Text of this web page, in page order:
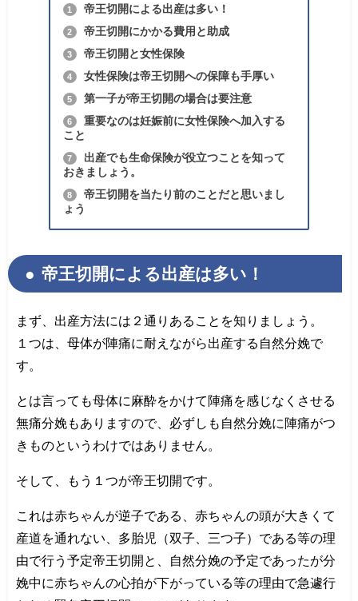
1 帝王切開による出産は多い！
2 帝王切開にかかる費用と助成
3 帝王切開と女性保険
4 女性保険は帝王切開への保障も手厚い
5 第一子が帝王切開の場合は要注意
6
重要なのは妊娠前に女性保険へ加入する
こと
7
出産でも生命保険が役立つことを知って
おきましょう。
8
帝王切開を当たり前のことだと思いまし
ょう
帝王切開による出産は多い！
まず、出産方法には２通りあることを知りましょう。
１つは、母体が陣痛に耐えながら出産する自然分娩で
す。
とは言っても母体に麻酔をかけて陣痛を感じなくさせる
無痛分娩もありますので、必ずしも自然分娩に陣痛がつ
きものというわけではありません。
そして、もう１つが帝王切開です。
これは赤ちゃんが逆子である、赤ちゃんの頭が大きくて
産道を通れない、多胎児（双子、三つ子）である等の理
由で行う予定帝王切開と、自然分娩の予定であったが分
娩中に赤ちゃんの心拍が下がっている等の理由で急遽行